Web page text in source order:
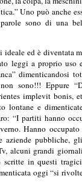
Uno può anche
sono di una
ed è diventata
leggi a proprio uso
dimenticandosi
sono!!! Eppure
implevit bonis,
lontane e
“I partiti hanno
Hanno
aziende pubbliche,
alcuni grandi
scritte in questi
oggi “si